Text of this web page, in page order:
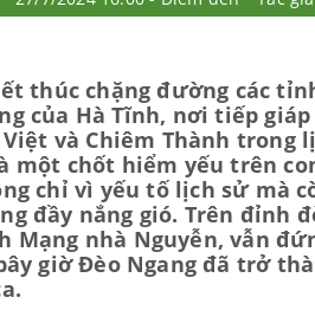
thúc chặng đường các
của Hà Tĩnh, nơi tiếp
và Chiêm Thành trong
một chốt hiểm yếu trên
chỉ vì yếu tố lịch sử mà
đầy nắng gió. Trên đỉnh
Mạng nhà Nguyễn, vẫn
giờ Đèo Ngang đã trở